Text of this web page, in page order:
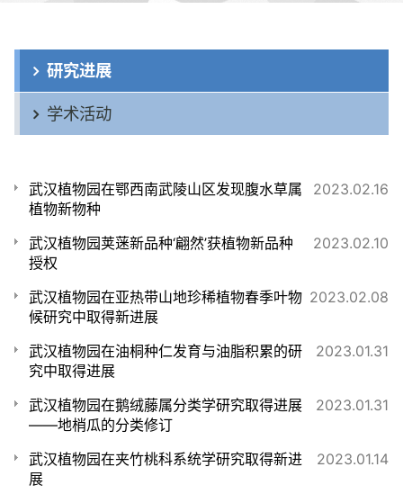
研究进展
学术活动
2023.02.16
武汉植物园在鄂西南武陵山区发现腹水草属
植物新物种
2023.02.10
武汉植物园荚蒾新品种‘翩然’获植物新品种
授权
2023.02.08
武汉植物园在亚热带山地珍稀植物春季叶物
候研究中取得新进展
2023.01.31
武汉植物园在油桐种仁发育与油脂积累的研
究中取得进展
2023.01.31
武汉植物园在鹅绒藤属分类学研究取得进展
——地梢瓜的分类修订
2023.01.14
武汉植物园在夹竹桃科系统学研究取得新进
展